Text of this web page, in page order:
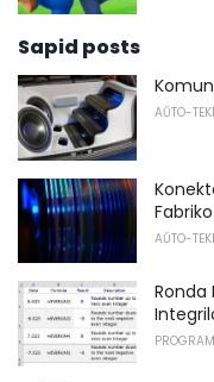
Sapid posts
AŬTO-
AŬTO-
Ronda